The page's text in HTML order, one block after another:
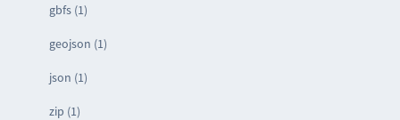
gbfs (1)
geojson (1)
json (1)
zip (1)